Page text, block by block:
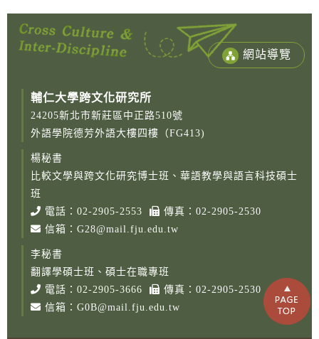
網站導覽
輔仁大學跨文化研究所
24205新北市新莊區中正路510號
外語學院德芳外語大樓四樓（FG413)
楊秘書
比較文學與跨文化研究博士班、華語教學與語言科技碩士
班
電話： 02-2905-2553
傳真：02-2905-2530
信箱： G28@mail.fju.edu.tw
李秘書
翻譯學碩士班、碩士在職專班
電話： 02-2905-3666
傳真：02-2905-2530
信箱： G0B@mail.fju.edu.tw